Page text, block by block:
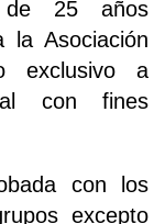
de 25 años
la Asociación
exclusivo a
con fines
con los
excepto